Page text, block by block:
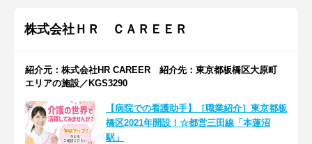
株式会社ＨＲ ＣＡＲＥＥＲ
紹介元：株式会社HR CAREER 紹介先：東京都板橋区大原町
エリアの施設／KGS3290
【病院での看護助手】［職業紹介］東京都板
橋区2021年開設！☆都営三田線「本蓮沼
駅」